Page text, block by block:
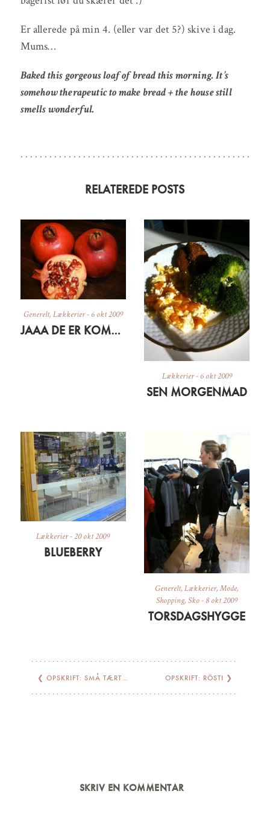
Er allerede på min 4. (eller var det 5?) skive i dag.
Mums…
Baked this gorgeous loaf of bread this morning. It’s
somehow therapeutic to make bread + the house still
smells wonderful.
RELATEREDE POSTS
Generelt, Lækkerier- 6 okt 2009
JAAA DE ER KOMMET
Lækkerier- 6 okt 2009
SEN MORGENMAD
Lækkerier-20 okt 2009
BLUEBERRY
Generelt,Lækkerier,Mode,
Shopping,Sko-8 okt 2009
TORSDAGSHYGGE
❮ OPSKRIFT: SMÅ TÆRTER// GALETTES OPSKRIFT: RÖSTI ❯
SKRIV EN KOMMENTAR